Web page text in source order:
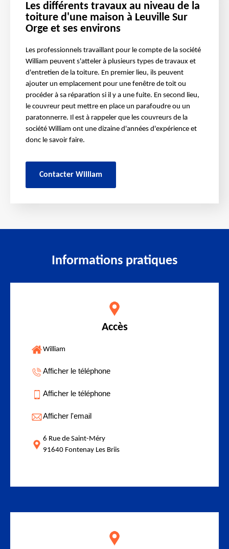
Les différents travaux au niveau de la
toiture d'une maison à Leuville Sur
Orge et ses environs
Les professionnels travaillant pour le compte de la société
William peuvent s'atteler à plusieurs types de travaux et
d'entretien de la toiture. En premier lieu, ils peuvent
ajouter un emplacement pour une fenêtre de toit ou
procéder à sa réparation si il y a une fuite. En second lieu,
le couvreur peut mettre en place un parafoudre ou un
paratonnerre. Il est à rappeler que les couvreurs de la
société William ont une dizaine d'années d'expérience et
donc le savoir faire.
Contacter William
Informations pratiques
Accès
William
Afficher le téléphone
Afficher le téléphone
Afficher l'email
6 Rue de Saint-Méry
91640 Fontenay Les Briis